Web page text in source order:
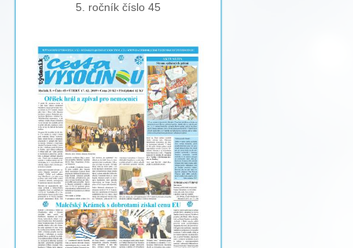
5. ročník číslo 45